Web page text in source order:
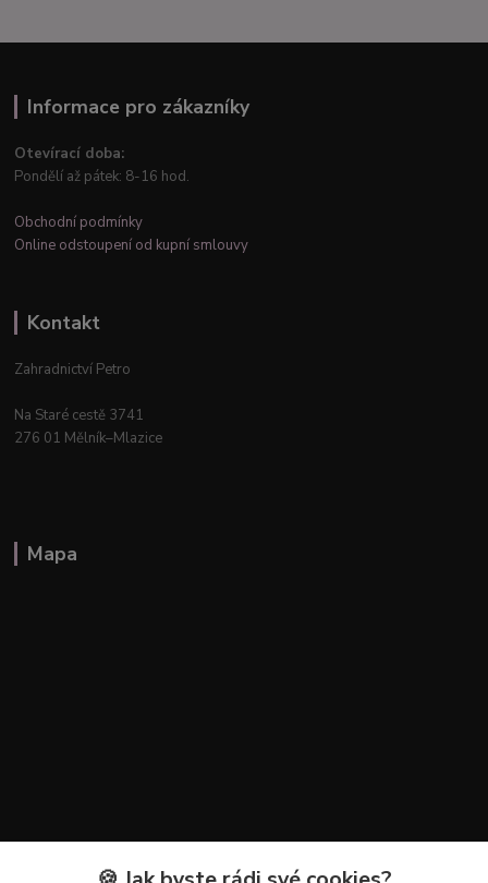
Informace pro zákazníky
Otevírací doba:
Pondělí až pátek: 8-16 hod.
Obchodní podmínky
Online odstoupení od kupní smlouvy
Kontakt
Zahradnictví Petro
Na Staré cestě 3741
276 01 Mělník–Mlazice
Mapa